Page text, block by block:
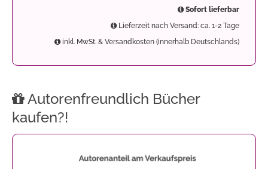
Sofort lieferbar
Lieferzeit nach Versand: ca. 1-2 Tage
inkl. MwSt. & Versandkosten (innerhalb Deutschlands)
Autorenfreundlich Bücher
kaufen?!